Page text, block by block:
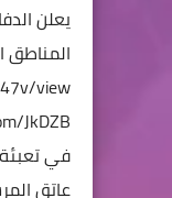
يعلن
المناطق
view
JkDZB
في
عاتق